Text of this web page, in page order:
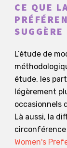
CE QUE
L’étude de
étude, les
légèrement
occasionnels
Là aussi, la
circonférence
Women's